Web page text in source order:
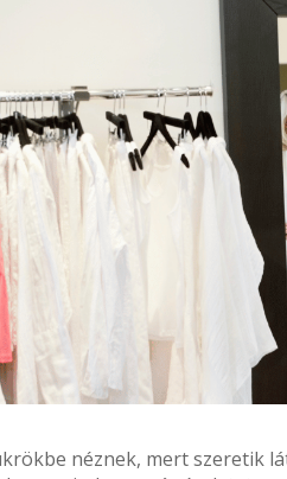
néznek, mert szeretik